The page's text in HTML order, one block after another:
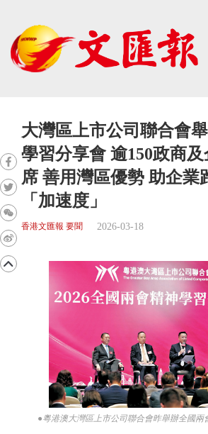
大灣區上市公司聯合會
學習分享會 逾150政商
席 善用灣區優勢 助企業
「加速度」
香港文匯報 要聞 2026-03-18
●粵港澳大灣區上市公司聯合會昨舉辦全國兩